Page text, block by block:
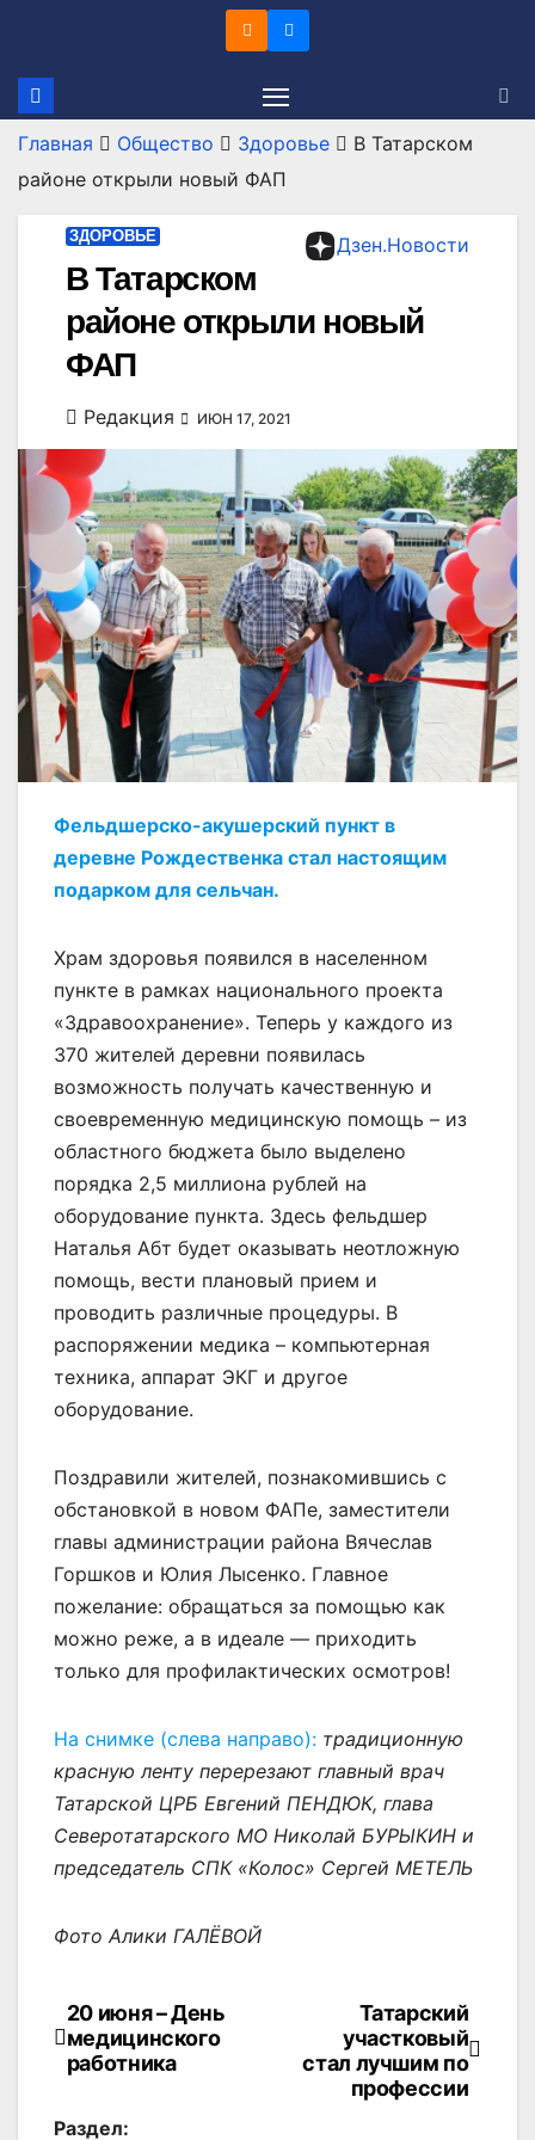
содержимому
Главная Общество Здоровье
В Татарском
районе открыли новый ФАП
Дзен.Новости
ЗДОРОВЬЕ
В Татарском
районе открыли новый
ФАП
Редакция ИЮН 17, 2021
Фельдшерско-акушерский пункт в
деревне Рождественка стал настоящим
подарком для сельчан.
Храм здоровья появился в населенном
пункте в рамках национального проекта
«Здравоохранение». Теперь у каждого из
370 жителей деревни появилась
возможность получать качественную и
своевременную медицинскую помощь – из
областного бюджета было выделено
порядка 2,5 миллиона рублей на
оборудование пункта. Здесь фельдшер
Наталья Абт будет оказывать неотложную
помощь, вести плановый прием и
проводить различные процедуры. В
распоряжении медика – компьютерная
техника, аппарат ЭКГ и другое
оборудование.
Поздравили жителей, познакомившись с
обстановкой в новом ФАПе, заместители
главы администрации района Вячеслав
Горшков и Юлия Лысенко. Главное
пожелание: обращаться за помощью как
можно реже, а в идеале — приходить
только для профилактических осмотров!
На снимке (слева направо): традиционную
красную ленту перерезают главный врач
Татарской ЦРБ Евгений ПЕНДЮК, глава
Северотатарского МО Николай БУРЫКИН и
председатель СПК «Колос» Сергей МЕТЕЛЬ
Фото Алики ГАЛЁВОЙ
Навигация
по
записям
Татарский
участковый
стал лучшим по
профессии
20 июня – День
медицинского
работника
Раздел: